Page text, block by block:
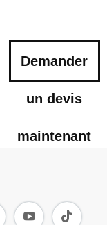
Demander
un devis
maintenant